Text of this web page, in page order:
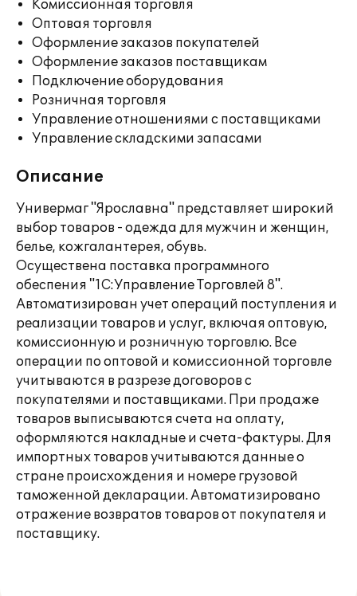
Комиссионная торговля
Оптовая торговля
Оформление заказов покупателей
Оформление заказов поставщикам
Подключение оборудования
Розничная торговля
Управление отношениями с поставщиками
Управление складскими запасами
Описание
Универмаг "Ярославна" представляет широкий
выбор товаров - одежда для мужчин и женщин,
белье, кожгалантерея, обувь.
Осуществена поставка программного
обеспения "1С:Управление Торговлей 8".
Автоматизирован учет операций поступления и
реализации товаров и услуг, включая оптовую,
комиссионную и розничную торговлю. Все
операции по оптовой и комиссионной торговле
учитываются в разрезе договоров с
покупателями и поставщиками. При продаже
товаров выписываются счета на оплату,
оформляются накладные и счета-фактуры. Для
импортных товаров учитываются данные о
стране происхождения и номере грузовой
таможенной декларации. Автоматизировано
отражение возвратов товаров от покупателя и
поставщику.